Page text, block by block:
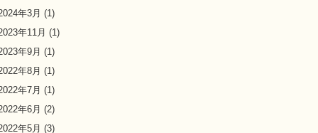
年3月 (1)
年11月 (1)
年9月 (1)
年8月 (1)
年7月 (1)
年6月 (2)
年5月 (3)